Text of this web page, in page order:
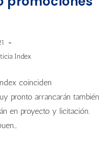
Index
coinciden
pronto arrancarán también
en proyecto y licitación.